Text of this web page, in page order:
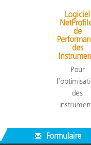
Logiciel
de
des
Pour
des
Formulaire